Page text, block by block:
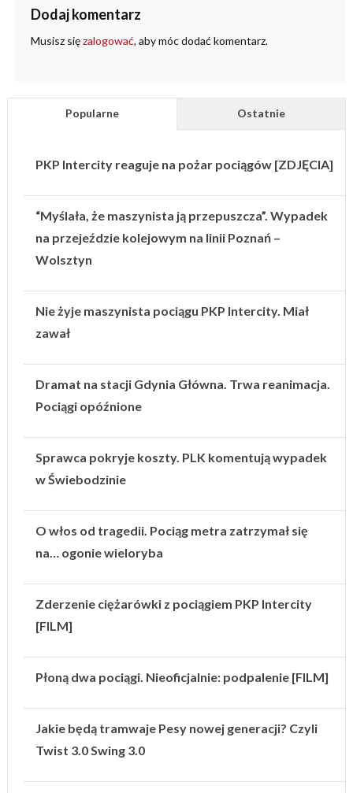
Dodaj komentarz
Musisz sięzalogować, aby móc dodać komentarz.
Popularne Ostatnie
PKP Intercity reaguje na pożar pociągów [ZDJĘCIA]
“Myślała, że maszynista ją przepuszcza”. Wypadek
na przejeździe kolejowym na linii Poznań –
Wolsztyn
Nie żyje maszynista pociągu PKP Intercity. Miał
zawał
Dramat na stacji Gdynia Główna. Trwa reanimacja.
Pociągi opóźnione
Sprawca pokryje koszty. PLK komentują wypadek
w Świebodzinie
O włos od tragedii. Pociąg metra zatrzymał się
na… ogonie wieloryba
Zderzenie ciężarówki z pociągiem PKP Intercity
[FILM]
Płoną dwa pociągi. Nieoficjalnie: podpalenie [FILM]
Jakie będą tramwaje Pesy nowej generacji? Czyli
Twist 3.0 Swing 3.0